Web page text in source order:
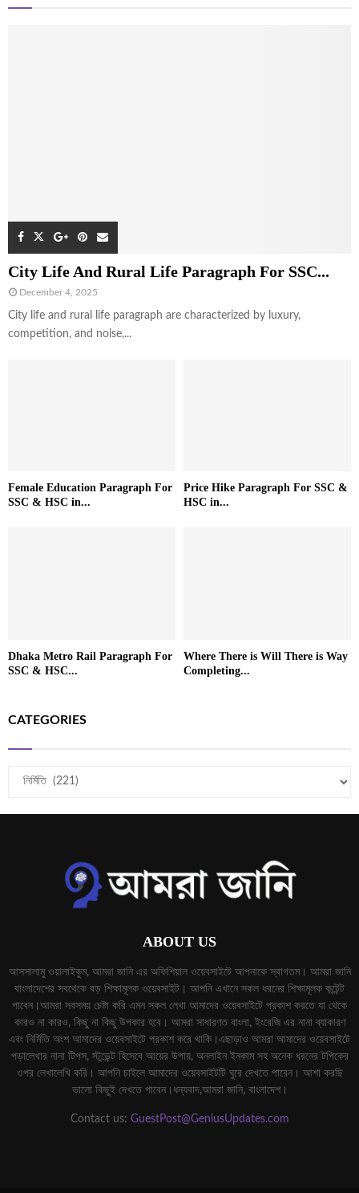
City Life And Rural Life Paragraph For SSC...
December 4, 2025
City life and rural life paragraph are characterized by luxury,
competition, and noise,...
Female Education Paragraph For
SSC & HSC in...
Price Hike Paragraph For SSC &
HSC in...
Dhaka Metro Rail Paragraph For
SSC & HSC...
Where There is Will There is Way
Completing...
CATEGORIES
ABOUT US
আসসালামু ওয়ালাইকুম, আমরা জানি এর অফিশিয়াল ওয়েবসাইটে আপনাকে স্বাগতম। আমরা জানি
বাংলাদেশের সবথেকে বড় শিক্ষামূলক ওয়েবসাইট। আপনি এখানে সকল ধরনের শিক্ষামূলক কন্টেন্ট
পাবেন।আমরা সবসময় চেষ্টা করি এমন সকল লেখা আমাদের ওয়েবসাইটে প্রকাশ করতে যা থেকে
কারও না কারও, কিছু না কিছু উপকার হবে। আমরা সাধারণত বাংলা, ইংরেজি এর নানা ব্যাকারণ
এবং নির্মিতি অংশ আমাদের ওয়েবসাইটে প্রকাশ করে থাকি।এছাড়াও আমরা আমাদের ওয়েবসাইটে
পড়ালেখার নানা টিপস, স্টুডেন্ট হিসেবে আয়ের উপায়, অনলাইন ইনকাম সহ অনেক ধরনের টপিকের
ওপর লেখালেখি করি। আপনি চাইলে আমাদের ওয়েবসাইটটি ঘুরে দেখতে পারেন। আশা করছি
ভালো কিছুই দেখতে পাবেন।ধন্যবাদ,আমরা জানি, বাংলাদেশ।
Contact us: GuestPost@GeniusUpdates.com